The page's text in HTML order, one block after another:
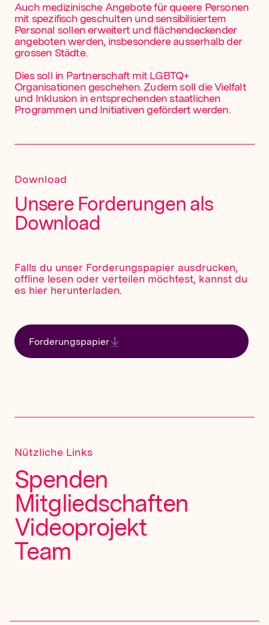
Auch medizinische Angebote für queere Personen
mit spezifisch geschulten und sensibilisiertem
Personal sollen erweitert und flächendeckender
angeboten werden, insbesondere ausserhalb der
grossen Städte.
Dies soll in Partnerschaft mit LGBTQ+
Organisationen geschehen. Zudem soll die Vielfalt
und Inklusion in entsprechenden staatlichen
Programmen und Initiativen gefördert werden.
Download
Unsere Forderungen als
Download
Falls du unser Forderungspapier ausdrucken,
offline lesen oder verteilen möchtest, kannst du
es hier herunterladen.
Forderungspapier
Nützliche Links
Spenden
Mitgliedschaften
Videoprojekt
Team